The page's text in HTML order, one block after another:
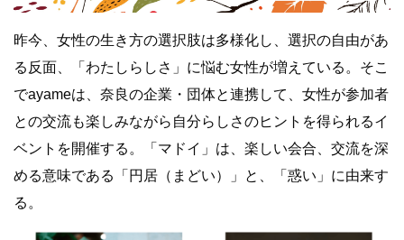
昨今、女性の生き方の選択肢は多様化し、選択の自由があ
る反面、「わたしらしさ」に悩む女性が増えている。そこ
でayameは、奈良の企業・団体と連携して、女性が参加者
との交流も楽しみながら自分らしさのヒントを得られるイ
ベントを開催する。「マドイ」は、楽しい会合、交流を深
める意味である「円居（まどい）」と、「惑い」に由来す
る。